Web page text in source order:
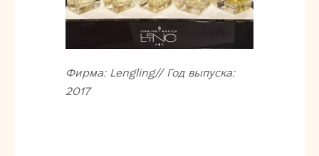
Фирма: Lengling// Год выпуска:
2017